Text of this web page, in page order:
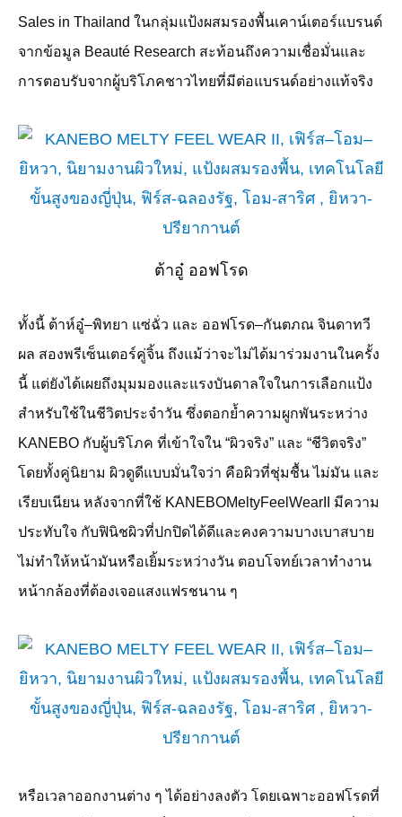
Sales in Thailand ในกลุ่มแป้งผสมรองพื้นเคาน์เตอร์แบรนด์
จากข้อมูล Beauté Research สะท้อนถึงความเชื่อมั่นและ
การตอบรับจากผู้บริโภคชาวไทยที่มีต่อแบรนด์อย่างแท้จริง
ต้าอู๋ ออฟโรด
ทั้งนี้ ต้าห์อู๋–พิทยา แซ่ฉั่ว และ ออฟโรด–กันตภณ จินดาทวี
ผล สองพรีเซ็นเตอร์คู่จิ้น ถึงแม้ว่าจะไม่ได้มาร่วมงานในครั้ง
นี้ แต่ยังได้เผยถึงมุมมองและแรงบันดาลใจในการเลือกแป้ง
สำหรับใช้ในชีวิตประจำวัน ซึ่งตอกย้ำความผูกพันระหว่าง
KANEBO กับผู้บริโภค ที่เข้าใจใน “ผิวจริง” และ “ชีวิตจริง”
โดยทั้งคู่นิยาม ผิวดูดีแบบมั่นใจว่า คือผิวที่ชุ่มชื้น ไม่มัน และ
เรียบเนียน หลังจากที่ใช้ KANEBOMeltyFeelWearII มีความ
ประทับใจ กับฟินิชผิวที่ปกปิดได้ดีและคงความบางเบาสบาย
ไม่ทำให้หน้ามันหรือเยิ้มระหว่างวัน ตอบโจทย์เวลาทำงาน
หน้ากล้องที่ต้องเจอแสงแฟรชนาน ๆ
หรือเวลาออกงานต่าง ๆ ได้อย่างลงตัว โดยเฉพาะออฟโรดที่